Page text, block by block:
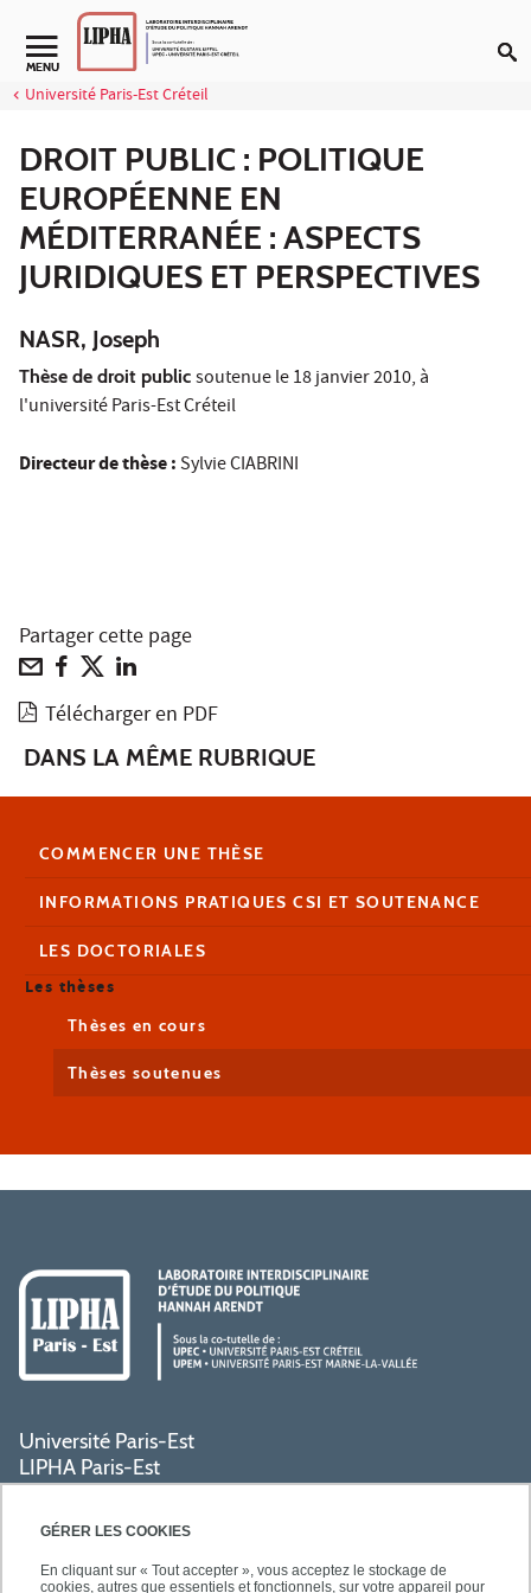
GÉRER LES COOKIES
En cliquant sur « Tout accepter », vous acceptez le stockage de
cookies, autres que essentiels et fonctionnels, sur votre appareil pour
Aller au contenu
Navigation secondaire
MENU
Université Paris-Est Créteil
DROIT PUBLIC : POLITIQUE
EUROPÉENNE EN
MÉDITERRANÉE : ASPECTS
JURIDIQUES ET PERSPECTIVES
NASR, Joseph
Thèse de droit public soutenue le 18 janvier 2010, à
l'université Paris-Est Créteil
Directeur de thèse :Sylvie CIABRINI
Partager cette page
Télécharger en PDF
DANS LA MÊME RUBRIQUE
COMMENCER UNE THÈSE
INFORMATIONS PRATIQUES CSI ET SOUTENANCE
LES DOCTORIALES
Les thèses
Thèses en cours
Thèses soutenues
Université Paris-Est
LIPHA Paris-Est
Campus Centre de Créteil
61, avenue du Général de Gaulle